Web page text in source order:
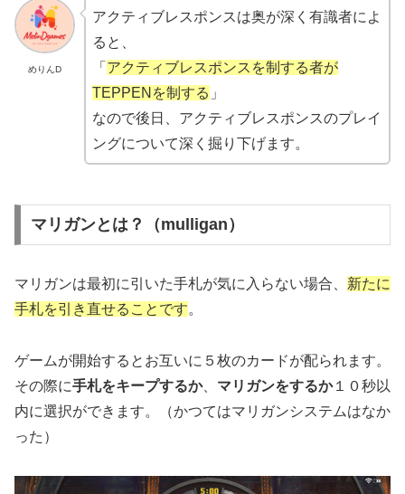
めりんD
アクティブレスポンスは奥が深く有識者によ
ると、
「 アクティブレスポンスを制する者が
TEPPENを制する 」
なので後日、アクティブレスポンスのプレイ
ングについて深く掘り下げます。
マリガンとは？（mulligan）
マリガンは最初に引いた手札が気に入らない場合、 新たに
手札を引き直せることです。
ゲームが開始するとお互いに５枚のカードが配られます。
その際に手札をキープするか、 マリガンをするか１０秒以
内に選択ができます。（かつてはマリガンシステムはなか
った）